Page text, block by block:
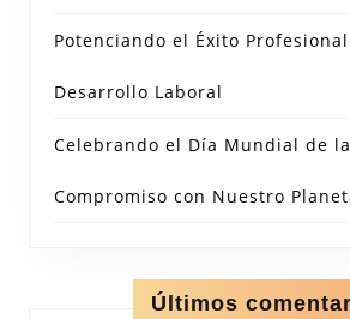
Potenciando el Éxito
Desarrollo Laboral
Celebrando el Día Mundial de
Compromiso con Nuestro
Últimos